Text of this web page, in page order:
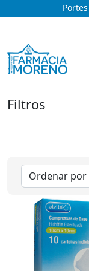
Filtros
Feridas e
Hematomas(2)
Herpes(2)
Limpeza e
Pensos (37)
Queimaduras(1)